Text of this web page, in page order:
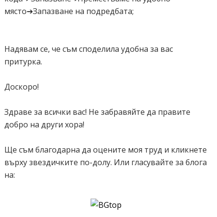
style="position: absolute; width: 100%; visibility: hidden"
if (window.addEventListener) //run onload in DOM2 browsers
window.addEventListener("load", function()
else if (window.attachEvent) //run onload in IE5.5+
{scrollerinstance.initialize()})
else if (document.getElementById) //if legacy DOM browsers,
setTimeout(function(){scrollerinstance.initialize()}, 500)
}
// -Get div objects, set initial positions, start up down animation
място➔Запазване на подредбата;
Надявам се, че съм споделила удобна за вас
притурка.
Доскоро!
Здраве за всички вас! Не забравяйте да правите
добро на други хора!
Ще съм благодарна да оцените моя труд и кликнете
върху звездичките по-долу. Или гласувайте за блога
на: